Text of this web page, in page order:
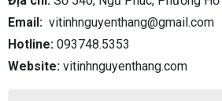
Email: vitinhnguyenthang@gmail.com
Hotline: 093748.5353
Website: vitinhnguyenthang.com